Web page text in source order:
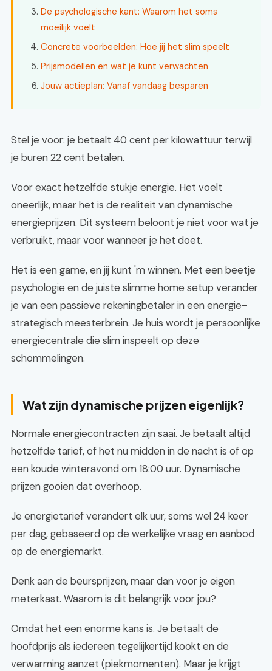
De psychologische kant: Waarom het soms
moeilijk voelt
Concrete voorbeelden: Hoe jij het slim speelt
Prijsmodellen en wat je kunt verwachten
Jouw actieplan: Vanaf vandaag besparen
Stel je voor: je betaalt 40 cent per kilowattuur terwijl
je buren 22 cent betalen.
Voor exact hetzelfde stukje energie. Het voelt
oneerlijk, maar het is de realiteit van dynamische
energieprijzen. Dit systeem beloont je niet voor wat je
verbruikt, maar voor wanneer je het doet.
Het is een game, en jij kunt 'm winnen. Met een beetje
psychologie en de juiste slimme home setup verander
je van een passieve rekeningbetaler in een energie-
strategisch meesterbrein. Je huis wordt je persoonlijke
energiecentrale die slim inspeelt op deze
schommelingen.
Wat zijn dynamische prijzen eigenlijk?
Normale energiecontracten zijn saai. Je betaalt altijd
hetzelfde tarief, of het nu midden in de nacht is of op
een koude winteravond om 18:00 uur. Dynamische
prijzen gooien dat overhoop.
Je energietarief verandert elk uur, soms wel 24 keer
per dag, gebaseerd op de werkelijke vraag en aanbod
op de energiemarkt.
Denk aan de beursprijzen, maar dan voor je eigen
meterkast. Waarom is dit belangrijk voor jou?
Omdat het een enorme kans is. Je betaalt de
hoofdprijs als iedereen tegelijkertijd kookt en de
verwarming aanzet (piekmomenten). Maar je krijgt